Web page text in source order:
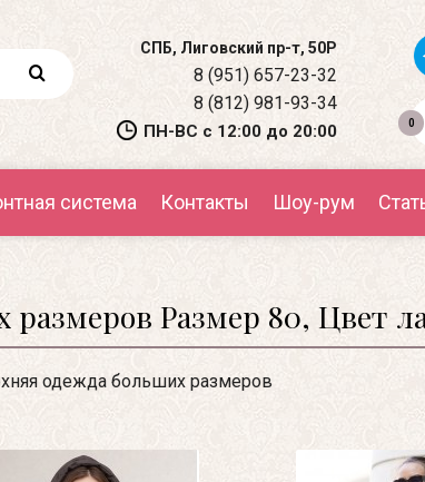
СПБ, Лиговский пр-т, 50Р
8 (951) 657-23-32
8 (812) 981-93-34
ПН-ВС с 12:00 до 20:00 0
система Контакты Шоу-рум
Размер 80, Цвет
одежда больших размеров